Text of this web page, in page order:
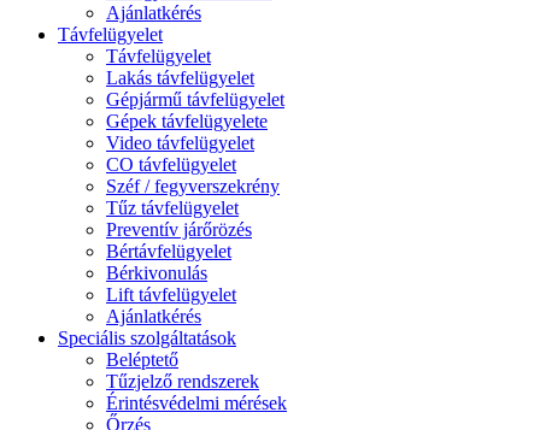
Ajánlatkérés
Távfelügyelet
Távfelügyelet
Lakás távfelügyelet
Gépjármű távfelügyelet
Gépek távfelügyelete
Video távfelügyelet
CO távfelügyelet
Széf / fegyverszekrény
Tűz távfelügyelet
Preventív járőrözés
Bértávfelügyelet
Bérkivonulás
Lift távfelügyelet
Ajánlatkérés
Speciális szolgáltatások
Beléptető
Tűzjelző rendszerek
Érintésvédelmi mérések
Őrzés